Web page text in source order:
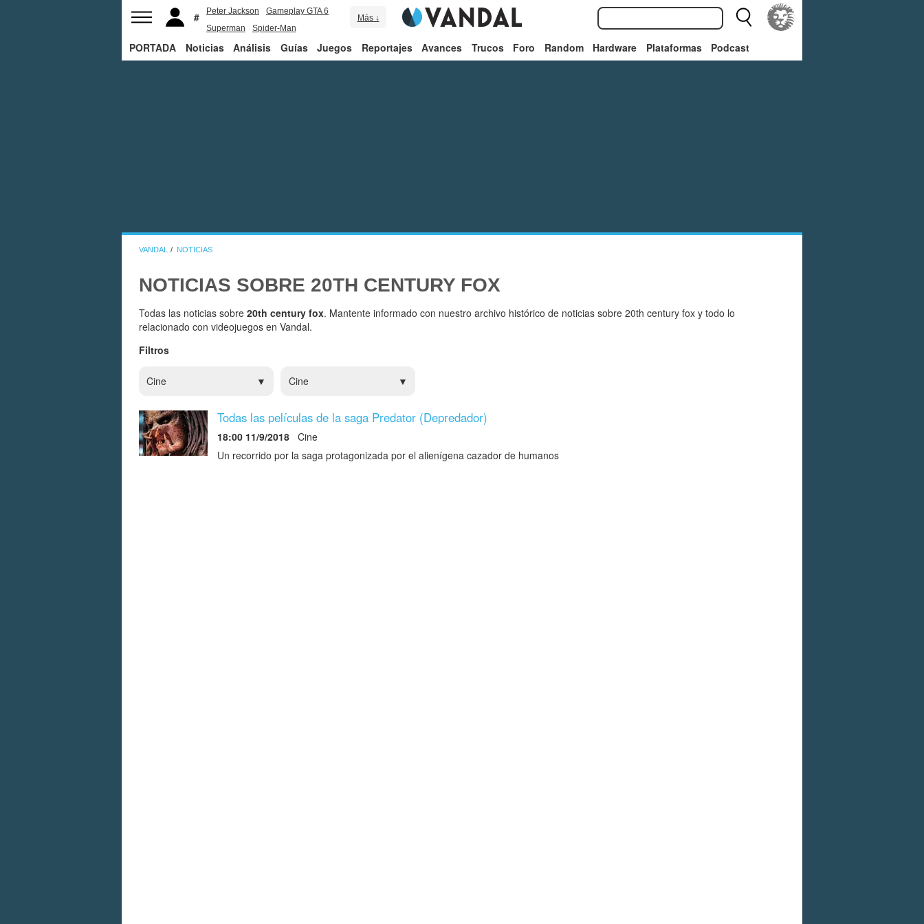
Peter Jackson
Gameplay GTA 6
Superman
Spider-Man
Más ↓
PORTADA Noticias Análisis Guías Juegos Reportajes Avances Trucos Foro Random Hardware Plataformas Podcast
VANDAL NOTICIAS
NOTICIAS SOBRE 20TH CENTURY FOX
Todas las noticias sobre 20th century fox. Mantente informado con nuestro archivo histórico de noticias sobre 20th century fox y todo lo
relacionado con videojuegos en Vandal.
Filtros
Cine Cine
Todas las películas de la saga Predator (Depredador)
18:00 11/9/2018 Cine
Un recorrido por la saga protagonizada por el alienígena cazador de humanos